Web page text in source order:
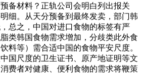
备材料？正轨公司会明白列出报关
细。从天分预备到最终发卖，部门韩
总之，中国对进口食物的标签有严
类韩国食物需求增加，分歧类此外食
料等）需合适中国的食物平安尺度。
国尺度的卫生证书、原产地证明等文
费者对健康、便利食物的需求将鞭策